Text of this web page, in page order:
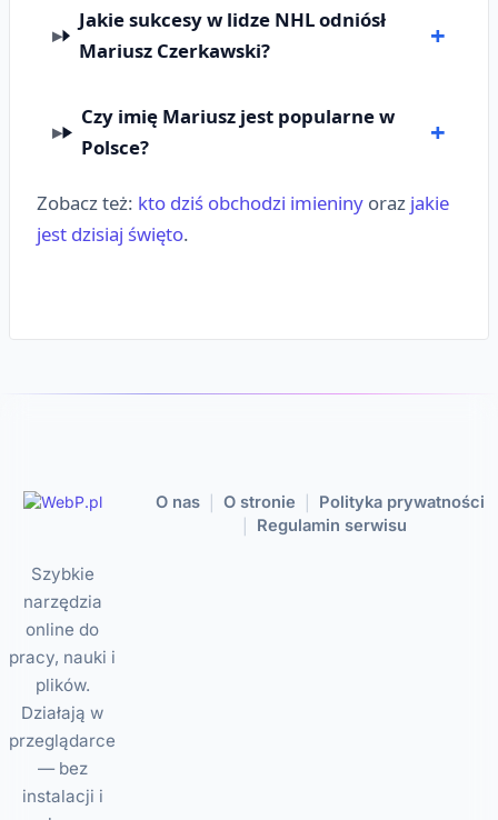
Jakie sukcesy w lidze NHL odniósł
Mariusz Czerkawski?
Czy imię Mariusz jest popularne w
Polsce?
Zobacz też: kto dziś obchodzi imieniny oraz jakie
jest dzisiaj święto.
Szybkie
narzędzia
online do
pracy, nauki i
plików.
Działają w
przeglądarce
— bez
instalacji i
O nas O stronie Polityka prywatności
Regulamin serwisu